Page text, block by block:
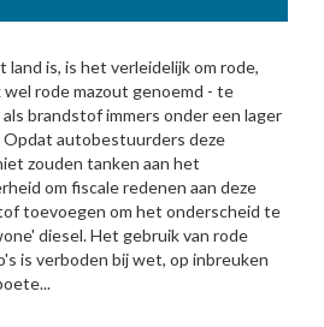
is, is het verleidelijk om rode,
rode mazout genoemd - te
brandstof immers onder een lager
Opdat autobestuurders deze
zouden tanken aan het
om fiscale redenen aan deze
toevoegen om het onderscheid te
diesel. Het gebruik van rode
is verboden bij wet, op inbreuken